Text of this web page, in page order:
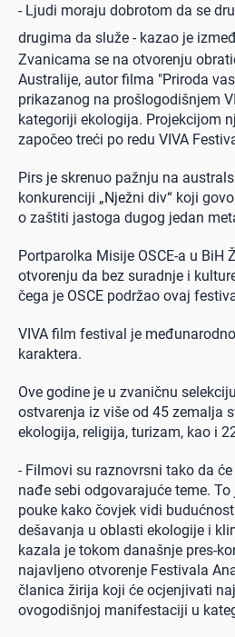
- Ljudi moraju dobrotom da se
drugima da služe - kazao je
Zvanicama se na otvorenju
Australije, autor filma "Priroda
prikazanog na prošlogodišnjem
kategoriji ekologija. Projekcijom
započeo treći po redu VIVA
Pirs je skrenuo pažnju na
konkurenciji „Nježni div“ koji
o zaštiti jastoga dugog jedan
Portparolka Misije OSCE-a u BiH
otvorenju da bez suradnje i
čega je OSCE podržao ovaj
VIVA film festival je
karaktera.
Ove godine je u zvaničnu
ostvarenja iz više od 45 zemalja
ekologija, religija, turizam, kao i
- Filmovi su raznovrsni tako da
nađe sebi odgovarajuće teme.
pouke kako čovjek vidi
dešavanja u oblasti ekologije i
kazala je tokom današnje pres-
najavljeno otvorenje Festivala
članica žirija koji će ocjenjivati
ovogodišnjoj manifestaciji u